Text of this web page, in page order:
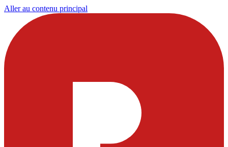
Aller au contenu principal